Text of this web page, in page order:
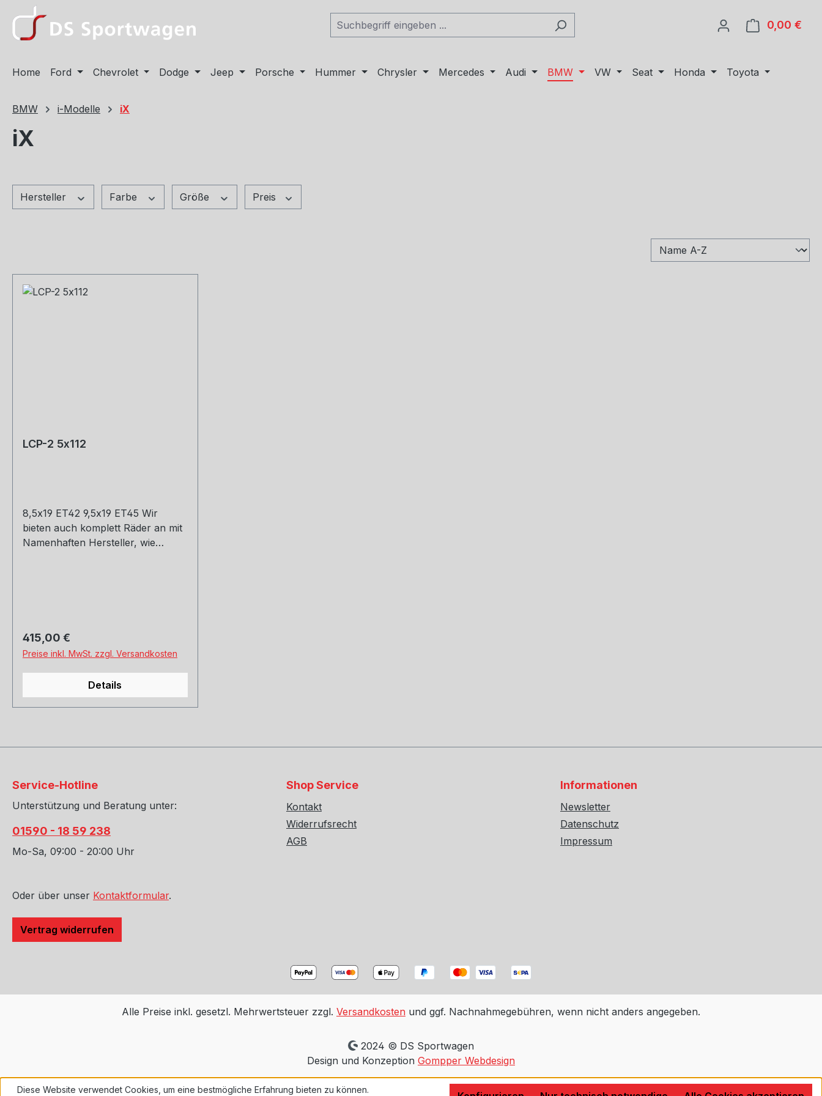
Hauptinhalt springen
Zur Suche springen
Zur Hauptnavigation springen
0,00 €
Home Ford Chevrolet Dodge Jeep Porsche Hummer Chrysler Mercedes Audi BMW VW Seat Honda Toyota
BMW i-Modelle iX
iX
Hersteller Farbe Größe Preis
LCP-2 5x112
8,5x19 ET42 9,5x19 ET45 Wir
bieten auch komplett Räder an mit
Namenhaften Hersteller, wie
Regulärer Preis:
415,00 €
Preise inkl. MwSt. zzgl. Versandkosten
Details
Service-Hotline
Unterstützung und Beratung unter:
01590 - 18 59 238
Mo-Sa, 09:00 - 20:00 Uhr
Oder über unser Kontaktformular.
Vertrag widerrufen
Shop Service
Kontakt
Widerrufsrecht
AGB
Informationen
Newsletter
Datenschutz
Impressum
Alle Preise inkl. gesetzl. Mehrwertsteuer zzgl. Versandkosten und ggf. Nachnahmegebühren, wenn nicht anders angegeben.
2024 © DS Sportwagen
Design und Konzeption Gompper Webdesign
Diese Website verwendet Cookies, um eine bestmögliche Erfahrung bieten zu können.